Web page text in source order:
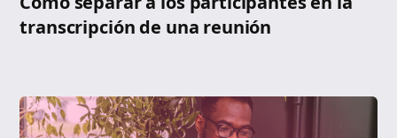
transcripción de una reunión